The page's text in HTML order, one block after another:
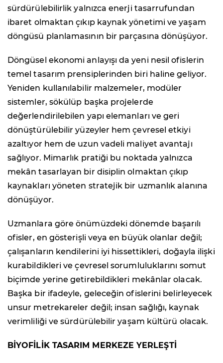
sürdürülebilirlik yalnızca enerji tasarrufundan
ibaret olmaktan çıkıp kaynak yönetimi ve yaşam
döngüsü planlamasının bir parçasına dönüşüyor.
Döngüsel ekonomi anlayışı da yeni nesil ofislerin
temel tasarım prensiplerinden biri haline geliyor.
Yeniden kullanılabilir malzemeler, modüler
sistemler, sökülüp başka projelerde
değerlendirilebilen yapı elemanları ve geri
dönüştürülebilir yüzeyler hem çevresel etkiyi
azaltıyor hem de uzun vadeli maliyet avantajı
sağlıyor. Mimarlık pratiği bu noktada yalnızca
mekân tasarlayan bir disiplin olmaktan çıkıp
kaynakları yöneten stratejik bir uzmanlık alanına
dönüşüyor.
Uzmanlara göre önümüzdeki dönemde başarılı
ofisler, en gösterişli veya en büyük olanlar değil;
çalışanların kendilerini iyi hissettikleri, doğayla ilişki
kurabildikleri ve çevresel sorumluluklarını somut
biçimde yerine getirebildikleri mekânlar olacak.
Başka bir ifadeyle, geleceğin ofislerini belirleyecek
unsur metrekareler değil; insan sağlığı, kaynak
verimliliği ve sürdürülebilir yaşam kültürü olacak.
BİYOFİLİK TASARIM MERKEZE YERLEŞTİ